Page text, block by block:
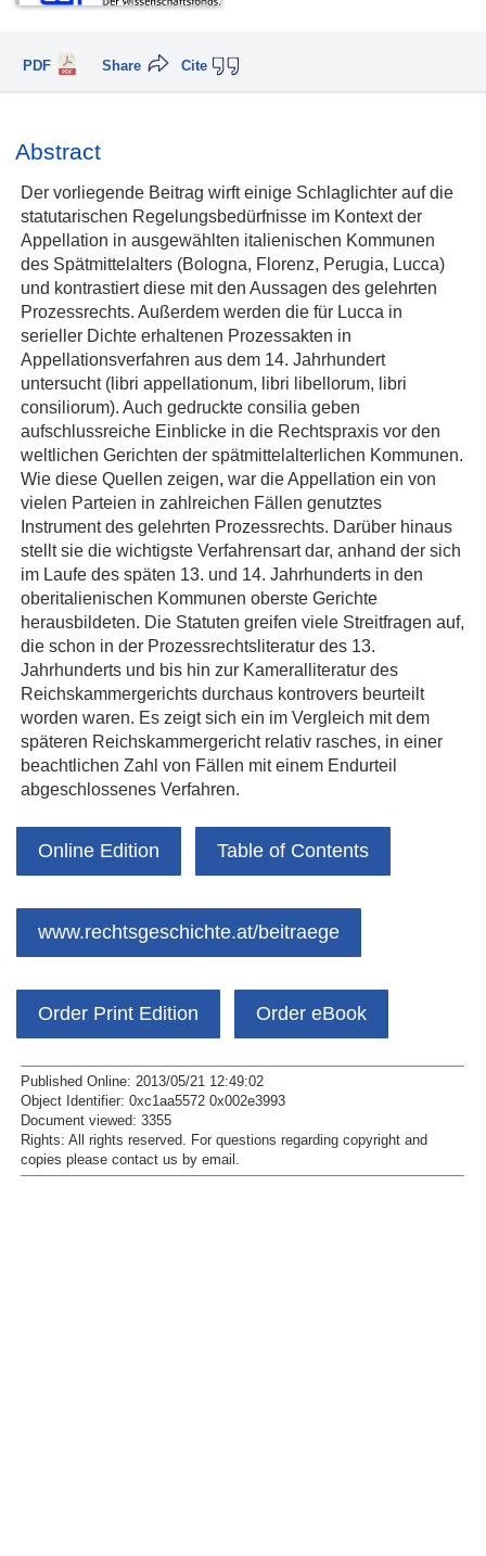
PDF Cite
Share
Abstract
Der vorliegende Beitrag wirft einige Schlaglichter auf die
statutarischen Regelungsbedürfnisse im Kontext der
Appellation in ausgewählten italienischen Kommunen
des Spätmittelalters (Bologna, Florenz, Perugia, Lucca)
und kontrastiert diese mit den Aussagen des gelehrten
Prozessrechts. Außerdem werden die für Lucca in
serieller Dichte erhaltenen Prozessakten in
Appellationsverfahren aus dem 14. Jahrhundert
untersucht (libri appellationum, libri libellorum, libri
consiliorum). Auch gedruckte consilia geben
aufschlussreiche Einblicke in die Rechtspraxis vor den
weltlichen Gerichten der spätmittelalterlichen Kommunen.
Wie diese Quellen zeigen, war die Appellation ein von
vielen Parteien in zahlreichen Fällen genutztes
Instrument des gelehrten Prozessrechts. Darüber hinaus
stellt sie die wichtigste Verfahrensart dar, anhand der sich
im Laufe des späten 13. und 14. Jahrhunderts in den
oberitalienischen Kommunen oberste Gerichte
herausbildeten. Die Statuten greifen viele Streitfragen auf,
die schon in der Prozessrechtsliteratur des 13.
Jahrhunderts und bis hin zur Kameralliteratur des
Reichskammergerichts durchaus kontrovers beurteilt
worden waren. Es zeigt sich ein im Vergleich mit dem
späteren Reichskammergericht relativ rasches, in einer
beachtlichen Zahl von Fällen mit einem Endurteil
abgeschlossenes Verfahren.
Online Edition Table of Contents
www.rechtsgeschichte.at/beitraege
Order Print Edition Order eBook
Published Online: 2013/05/21 12:49:02
Object Identifier: 0xc1aa5572 0x002e3993
Document viewed: 3355
Rights: All rights reserved. For questions regarding copyright and
copies please contact us by email .